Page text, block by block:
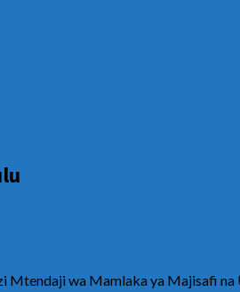
wa Mamlaka ya Majisafi